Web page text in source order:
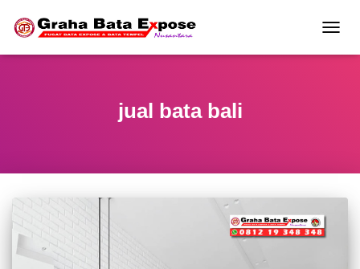
jual bata bali